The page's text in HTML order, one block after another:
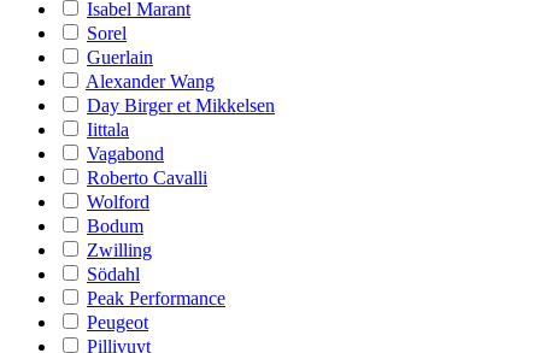
Isabel Marant
Sorel
Guerlain
Alexander Wang
Day Birger et Mikkelsen
Iittala
Vagabond
Roberto Cavalli
Wolford
Bodum
Zwilling
Södahl
Peak Performance
Peugeot
Pillivuyt